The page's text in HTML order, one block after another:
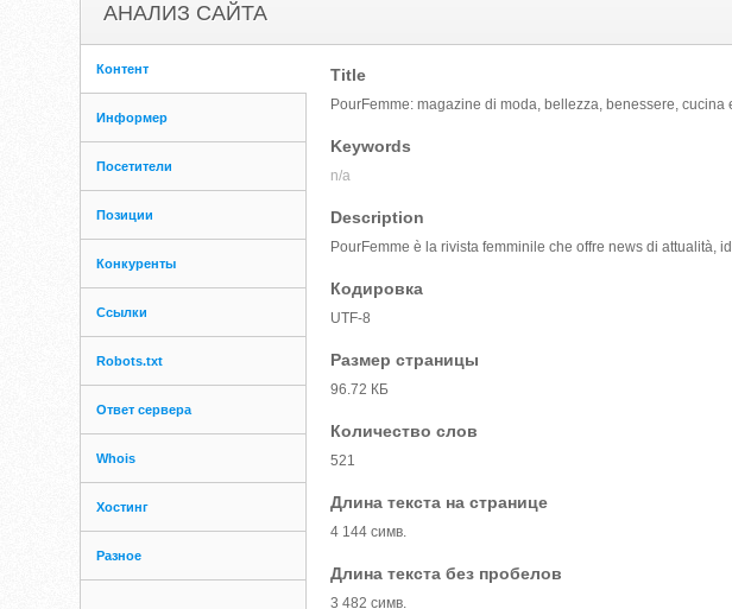
АНАЛИЗ САЙТА
Контент
Информер
Посетители
Позиции
Конкуренты
Ссылки
Robots.txt
Ответ сервера
Whois
Хостинг
Разное
Title
PourFemme: magazine di moda, bellezza, benessere, cucina
Keywords
n/a
Description
PourFemme è la rivista femminile che offre news di attualità,
Кодировка
UTF-8
Размер страницы
96.72 КБ
Количество слов
521
Длина текста на странице
4 144 симв.
Длина текста без пробелов
3 482 симв.